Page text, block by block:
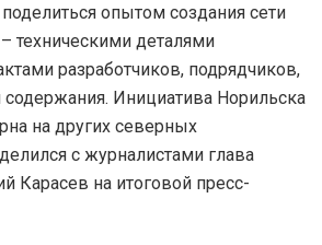
опытом создания сети
техническими деталями
разработчиков, подрядчиков,
содержания. Инициатива Норильска
на других северных
с журналистами глава
Карасев на итоговой пресс-